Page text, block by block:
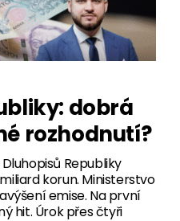
dobrá
rozhodnutí?
Republiky
korun. Ministerstvo
emise. Na první
hit. Úrok přes čtyři